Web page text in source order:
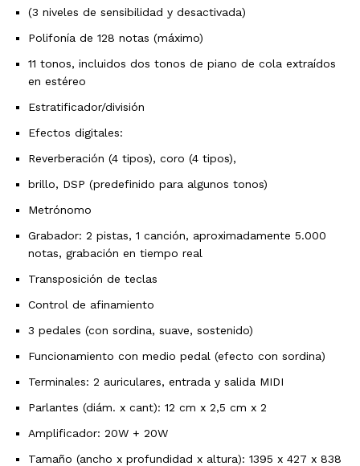
(3 niveles de sensibilidad y desactivada)
Polifonía de 128 notas (máximo)
11 tonos, incluidos dos tonos de piano de cola extraídos
en estéreo
Estratificador/división
Efectos digitales:
Reverberación (4 tipos), coro (4 tipos),
brillo, DSP (predefinido para algunos tonos)
Metrónomo
Grabador: 2 pistas, 1 canción, aproximadamente 5.000
notas, grabación en tiempo real
Transposición de teclas
Control de afinamiento
3 pedales (con sordina, suave, sostenido)
Funcionamiento con medio pedal (efecto con sordina)
Terminales: 2 auriculares, entrada y salida MIDI
Parlantes (diám. x cant): 12 cm x 2,5 cm x 2
Amplificador: 20W + 20W
Tamaño (ancho x profundidad x altura): 1395 x 427 x 838